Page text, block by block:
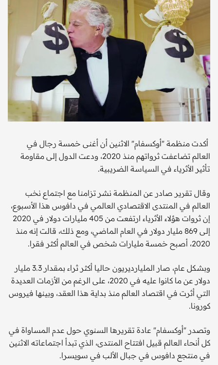
أكدت منظمة "أوكسفام" الاثنين أن أغنى خمسة رجال في
العالم تضاعفت ثرواتهم منذ 2020، ودعت الدول إلى مقاومة
تأثير الأثرياء في السياسة الضريبية.
وقال تقرير صادر عن المنظمة نشر تزامنا مع اجتماع نخب
العالم في المنتدى الاقتصادي العالمي في دافوس هذا الأسبوع،
إن ثروات هؤلاء الأثرياء ارتفعت من 405 مليارات دولار في 2020
إلى 869 مليار دولار في العام الماضي، ومع ذلك، قالت إنه منذ
2020، أصبح خمسة مليارات شخص في العالم أكثر فقرا.
وبشكل عام، صار المليارديريون حاليا أكثر ثراء بمقدار 3.3 مليار
دولار عن ما كانوا عليه في 2020، على الرغم من الأزمات العديدة
التي أثرت في اقتصاد العالم منذ بداية هذا العقد، وبينها فيروس
كورونا.
وتصدر "أوكسفام" عادة تقريرها السنوي حول عدم المساواة في
كل أنحاء العالم قبيل افتتاح المنتدى، الذي تبدأ اجتماعاته الاثنين
في منتجع دافوس في جبال الألب في سويسرا.